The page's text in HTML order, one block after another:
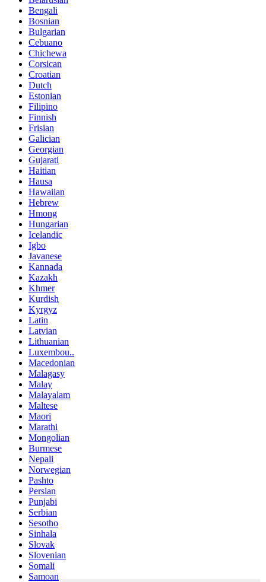
Bengali
Bosnian
Bulgarian
Cebuano
Chichewa
Corsican
Croatian
Dutch
Estonian
Filipino
Finnish
Frisian
Galician
Georgian
Gujarati
Haitian
Hausa
Hawaiian
Hebrew
Hmong
Hungarian
Icelandic
Igbo
Javanese
Kannada
Kazakh
Khmer
Kurdish
Kyrgyz
Latin
Latvian
Lithuanian
Luxembou..
Macedonian
Malagasy
Malay
Malayalam
Maltese
Maori
Marathi
Mongolian
Burmese
Nepali
Norwegian
Pashto
Persian
Punjabi
Serbian
Sesotho
Sinhala
Slovak
Slovenian
Somali
Samoan